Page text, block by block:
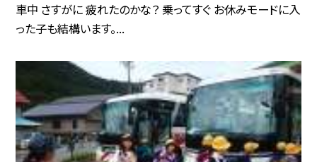
車中 さすがに 疲れたのかな？ 乗ってすぐ お休みモードに入
った子も結構います。...